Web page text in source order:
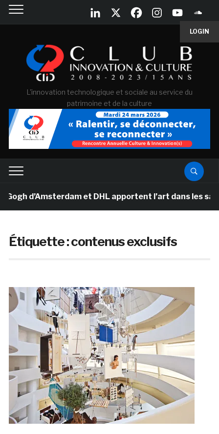
LOGIN
L'innovation technologique et sociale au service du
patrimoine et de la culture
d’Amsterdam et DHL apportent l’art dans les salles
Étiquette :contenus exclusifs